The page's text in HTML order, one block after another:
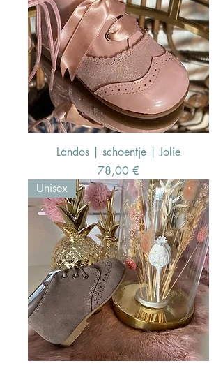
Landos | schoentje | Jolie
Preis
78,00 €
Unisex